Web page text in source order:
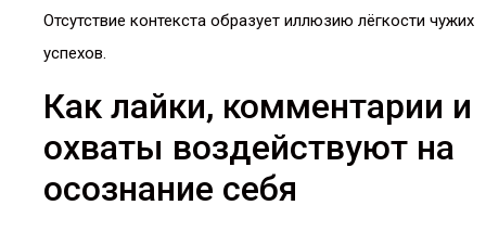
Отсутствие контекста образует иллюзию лёгкости чужих
успехов.
Как лайки, комментарии и
охваты воздействуют на
осознание себя